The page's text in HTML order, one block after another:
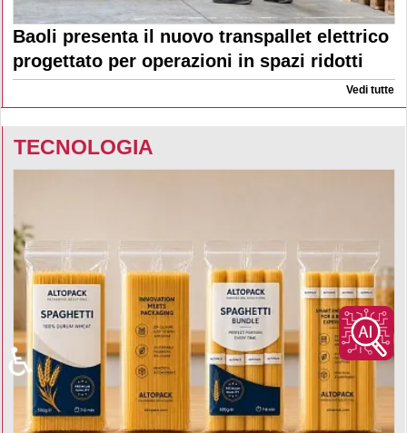
Baoli presenta il nuovo transpallet elettrico
progettato per operazioni in spazi ridotti
Vedi tutte
TECNOLOGIA